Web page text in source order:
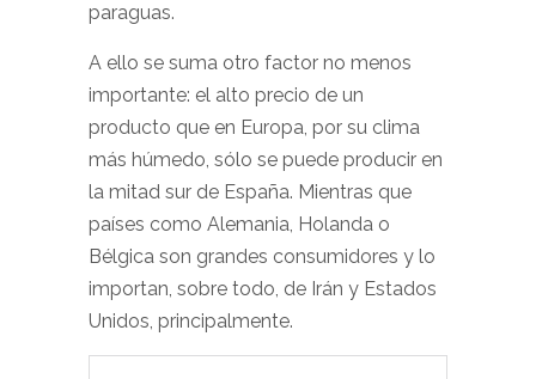
paraguas.
A ello se suma otro factor no menos
importante: el alto precio de un
producto que en Europa, por su clima
más húmedo, sólo se puede producir en
la mitad sur de España. Mientras que
países como Alemania, Holanda o
Bélgica son grandes consumidores y lo
importan, sobre todo, de Irán y Estados
Unidos, principalmente.